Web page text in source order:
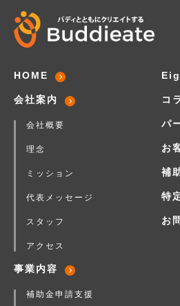
HOME
会社案内
会社概要
理念
ミッション
代表メッセージ
スタッフ
アクセス
事業内容
補助金申請支援
コ
パ
お
補
特
お